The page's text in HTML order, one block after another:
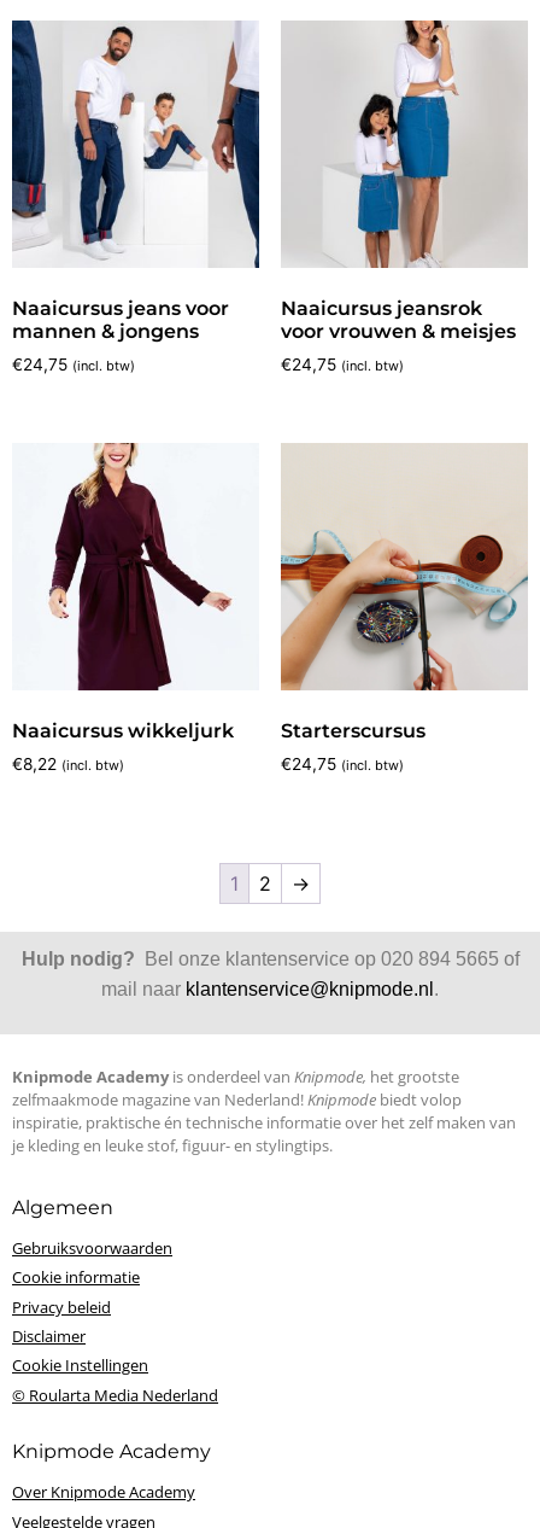
Naaicursus jeans voor
mannen & jongens
€24,75 (incl. btw)
Naaicursus jeansrok
voor vrouwen & meisjes
€24,75 (incl. btw)
Naaicursus wikkeljurk
€8,22 (incl. btw)
Starterscursus
€24,75 (incl. btw)
1 2 →
Hulp nodig?
Bel onze klantenservice op 020 894 5665 of
mail naar klantenservice@knipmode.nl .
Knipmode Academyis onderdeel van Knipmode, het grootste
zelfmaakmode magazine van Nederland! Knipmode biedt volop
inspiratie, praktische én technische informatie over het zelf maken van
je kleding en leuke stof, figuur- en stylingtips.
Algemeen
Gebruiksvoorwaarden
Cookie informatie
Privacy beleid
Disclaimer
Cookie Instellingen
© Roularta Media Nederland
Knipmode Academy
Over Knipmode Academy
Veelgestelde vragen